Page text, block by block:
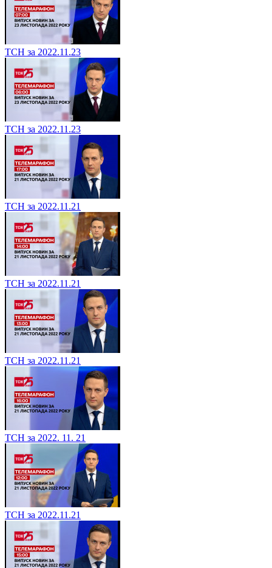
ТСН за 2022.11.23
ТСН за 2022.11.23
ТСН за 2022.11.21
ТСН за 2022.11.21
ТСН за 2022.11.21
ТСН за 2022. 11. 21
ТСН за 2022.11.21